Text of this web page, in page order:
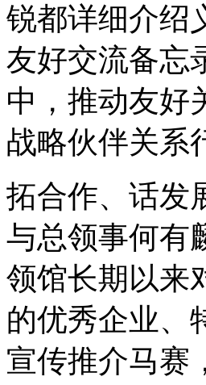
锐都详细介绍
友好交流备忘
中，推动友好
战略伙伴关系
拓合作、话发
与总领事何有
领馆长期以来
的优秀企业、
宣传推介马赛